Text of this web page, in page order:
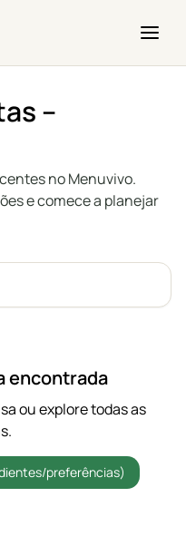
–
no Menuvivo.
e comece a planejar
encontrada
ou explore todas as
preferências)